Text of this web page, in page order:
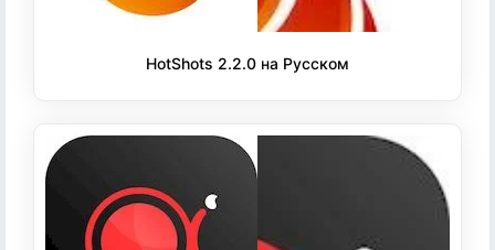
HotShots 2.2.0 на Русском